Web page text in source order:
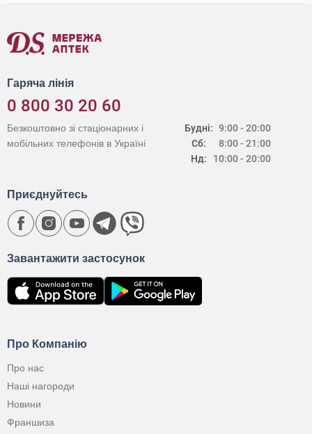
Гаряча лінія
0 800 30 20 60
Будні:
Сб:
Нд:
9:00 - 20:00
8:00 - 21:00
10:00 - 20:00
Безкоштовно зі стаціонарних і
мобільних телефонів в Україні
Про Компанію
Про нас
Наші нагороди
Новини
Франшиза
Завантажити застосунок
Приєднуйтесь